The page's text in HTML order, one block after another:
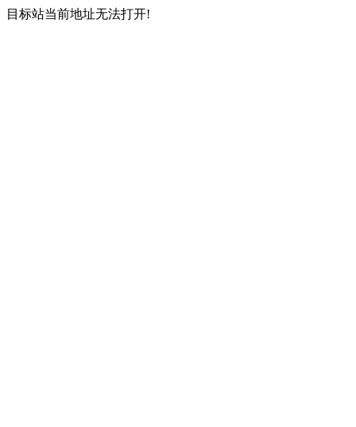
目标站当前地址无法打开!